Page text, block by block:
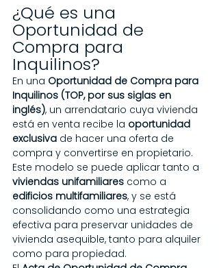
¿Qué es una
Oportunidad de
Compra para
Inquilinos?
En una Oportunidad de Compra para
Inquilinos (TOP, por sus siglas en
inglés), un arrendatario cuya vivienda
está en venta recibe la oportunidad
exclusiva de hacer una oferta de
compra y convertirse en propietario.
Este modelo se puede aplicar tanto a
viviendas unifamiliares como a
edificios multifamiliares, y se está
consolidando como una estrategia
efectiva para preservar unidades de
vivienda asequible, tanto para alquiler
como para propiedad.